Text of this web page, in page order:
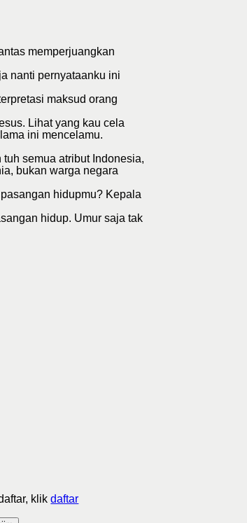
memperjuangkan
nanti pernyataanku ini
maksud orang
Lihat yang kau cela
ini mencelamu.
semua atribut Indonesia,
bukan warga negara
hidupmu? Kepala
hidup. Umur saja tak
klikdaftar